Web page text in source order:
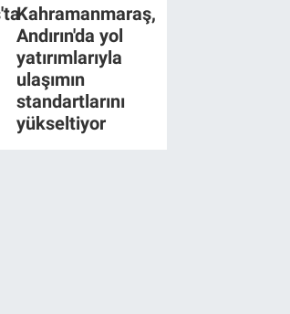
Kahramanmaraş,
Andırın'da yol
yatırımlarıyla
ulaşımın
standartlarını
yükseltiyor